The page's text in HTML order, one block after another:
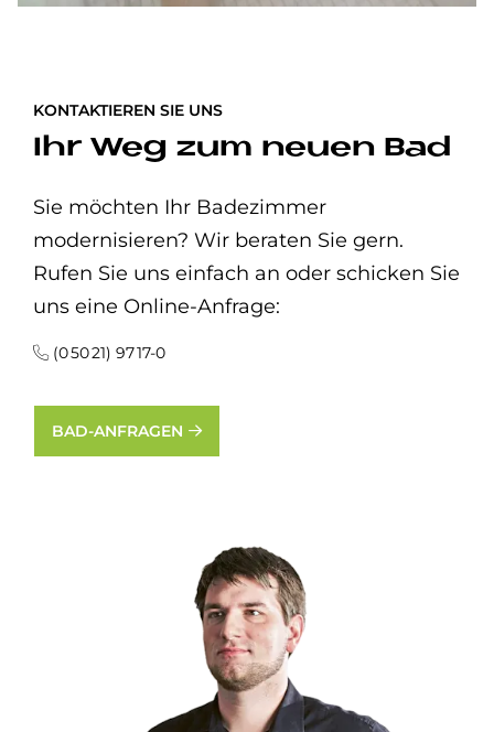
KONTAKTIEREN SIE UNS
Ihr Weg zum neuen Bad
Sie möchten Ihr Badezimmer
modernisieren? Wir beraten Sie gern.
Rufen Sie uns einfach an oder schicken Sie
uns eine Online-Anfrage:
(0 50 21) 97 17-0
BAD-ANFRAGEN